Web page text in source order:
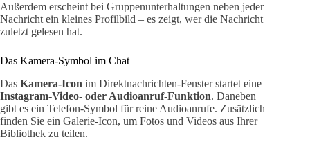
Außerdem erscheint bei Gruppenunterhaltungen neben jeder
Nachricht ein kleines Profilbild – es zeigt, wer die Nachricht
zuletzt gelesen hat.
Das Kamera-Symbol im Chat
Das Kamera-Icon im Direktnachrichten-Fenster startet eine
Instagram-Video- oder Audioanruf-Funktion. Daneben
gibt es ein Telefon-Symbol für reine Audioanrufe. Zusätzlich
finden Sie ein Galerie-Icon, um Fotos und Videos aus Ihrer
Bibliothek zu teilen.